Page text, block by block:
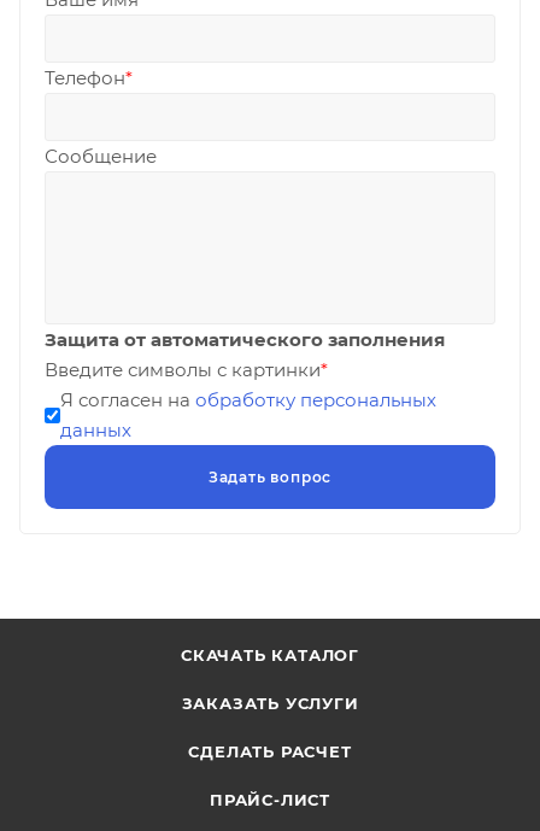
Телефон*
Сообщение
Защита от автоматического заполнения
Введите символы с картинки*
Я согласен на обработку персональных
данных
СКАЧАТЬ КАТАЛОГ
ЗАКАЗАТЬ УСЛУГИ
СДЕЛАТЬ РАСЧЕТ
ПРАЙС-ЛИСТ